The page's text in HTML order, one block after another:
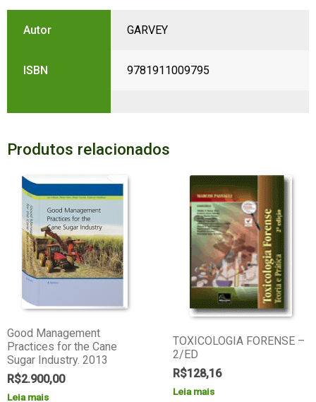
Autor GARVEY
ISBN 9781911009795
Produtos relacionados
Good Management
Practices for the Cane
Sugar Industry. 2013
R$2.900,00
Leia mais
TOXICOLOGIA FORENSE –
2/ED
R$128,16
Leia mais